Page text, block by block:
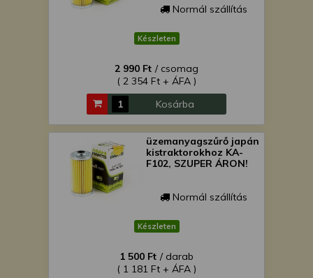
Normál szállítás
Készleten
2 990 Ft / csomag
( 2 354 Ft + ÁFA )
Kosárba
üzemanyagszűrő japán
kistraktorokhoz KA-
F102, SZUPER ÁRON!
Normál szállítás
Készleten
1 500 Ft / darab
( 1 181 Ft + ÁFA )